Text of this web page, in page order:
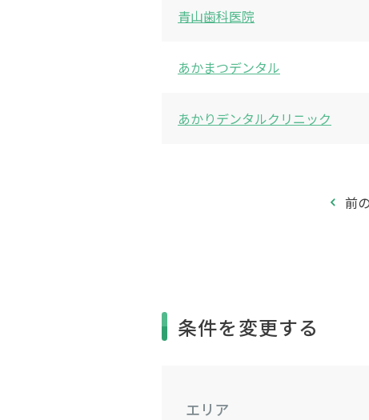
青山歯科医院
あかまつデンタル
あかりデンタルクリニック
前
条件を変更する
エリア